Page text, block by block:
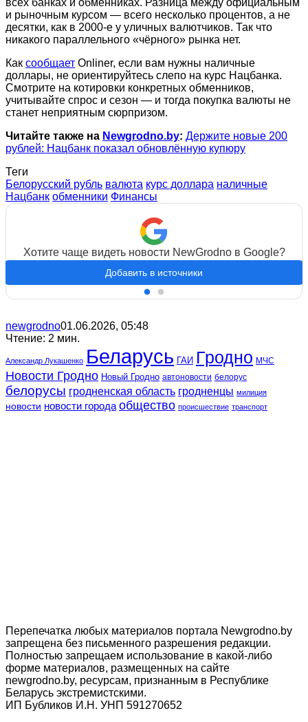
всех банках и обменниках. Разница между официальным
и рыночным курсом — всего несколько процентов, а не
десятки, как в 2000-е у уличных валютчиков. Так что
никакого параллельного «чёрного» рынка нет.
Как сообщает Onliner, если вам нужны наличные
доллары, не ориентируйтесь слепо на курс Нацбанка.
Смотрите на котировки конкретных обменников,
учитывайте спрос и сезон — и тогда покупка валюты не
станет неприятным сюрпризом.
Читайте также на Newgrodno.by: Держите новые 200
рублей: Нацбанк показал обновлённую купюру
Теги
Белорусский рубль валюта курс доллара наличные
Нацбанк обменники Финансы
Хотите чаще видеть новости NewGrodno в Google?
Добавить в источники
newgrodno01.06.2026, 05:48
Чтение: 2 мин.
Александр Лукашенко Беларусь ГАИ Гродно МЧС
Новости Гродно Новый Гродно автоновости белорус
белорусы гродненская область гродненцы милиция
новости новости города общество происшествие транспорт
Перепечатка любых материалов портала Newgrodno.by
запрещена без письменного разрешения редакции.
Полностью запрещаем использование в какой-либо
форме материалов, размещенных на сайте
newgrodno.by, ресурсам, признанным в Республике
Беларусь экстремистскими.
ИП Бубликов И.Н. УНП 591270652